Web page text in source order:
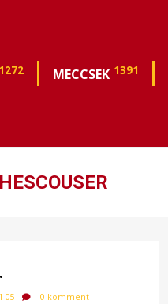
1272 MECCSEK 1391
05 | 0 komment